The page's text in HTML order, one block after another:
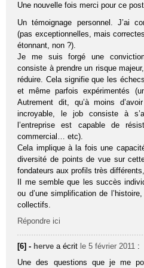
Une nouvelle fois merci pour ce
Un témoignage personnel. J’ai
(pas exceptionnelles, mais
étonnant, non ?).
Je me suis forgé une
consiste à prendre un risque
réduire. Cela signifie que les
et même parfois expérimentés
Autrement dit, qu’à moins
incroyable, le job consiste à
l’entreprise est capable de
commercial… etc).
Cela implique à la fois une
diversité de points de vue sur
fondateurs aux profils très
Il me semble que les succès
ou d’une simplification de
collectifs.
Répondre ici
[6] - herve a écrit le 5 février 2011 :
Une des questions que je me